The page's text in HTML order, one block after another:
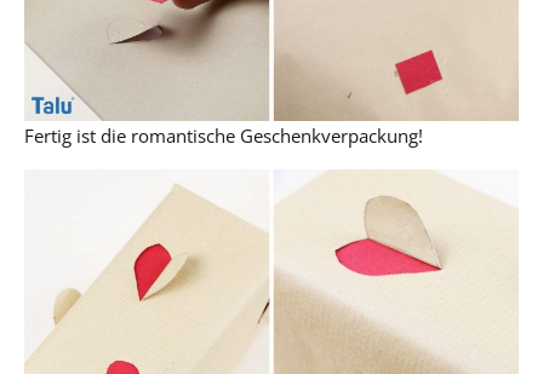
Fertig ist die romantische Geschenkverpackung!